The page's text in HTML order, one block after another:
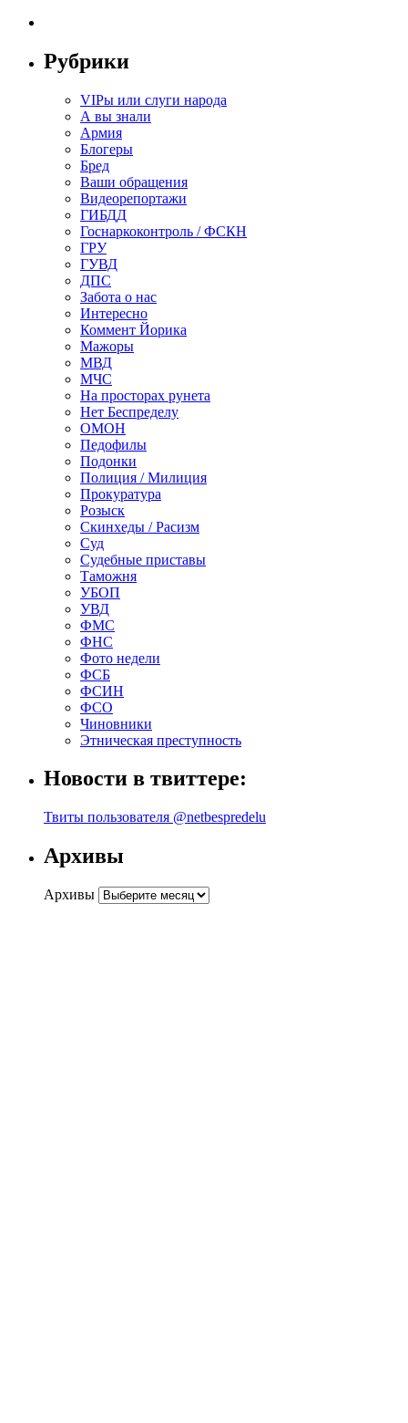
Рубрики
VIPы или слуги народа
А вы знали
Армия
Блогеры
Бред
Ваши обращения
Видеорепортажи
ГИБДД
Госнаркоконтроль / ФСКН
ГРУ
ГУВД
ДПС
Забота о нас
Интересно
Коммент Йорика
Мажоры
МВД
МЧС
На просторах рунета
Нет Беспределу
ОМОН
Педофилы
Подонки
Полиция / Милиция
Прокуратура
Розыск
Скинхеды / Расизм
Суд
Судебные приставы
Таможня
УБОП
УВД
ФМС
ФНС
Фото недели
ФСБ
ФСИН
ФСО
Чиновники
Этническая преступность
Новости в твиттере:
Твиты пользователя @netbespredelu
Архивы
Архивы